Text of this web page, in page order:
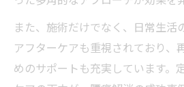
また、施術だけでなく、日常生活
アフターケアも重視されており、
めのサポートも充実しています。